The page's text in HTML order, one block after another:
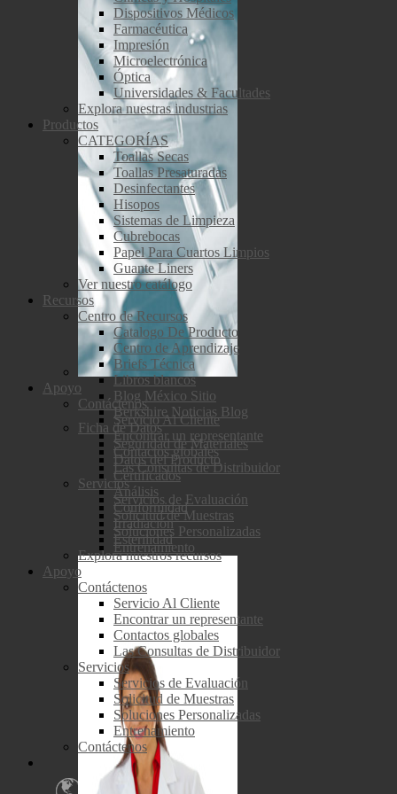
Apoyo
Contáctenos
Servicio Al Cliente
Encontrar un representante
Contactos globales
Las Consultas de Distribuidor
Servicios
Servicios de Evaluación
Solicitud de Muestras
Soluciones Personalizadas
Entrenamiento
Dispositivos Médicos
Farmacéutica
Impresión
Microelectrónica
Óptica
Universidades & Facultades
Explora nuestras industrias
Productos
CATEGORÍAS
Toallas Secas
Toallas Presaturadas
Desinfectantes
Hisopos
Sistemas de Limpieza
Cubrebocas
Papel Para Cuartos Limpios
Guante Liners
Ver nuestro catálogo
Recursos
Centro de Recursos
Catalogo De Producto
Centro de Aprendizaje
Briefs Técnica
Libros blancos
Blog México Sitio
Berkshire Noticias Blog
Ficha de Datos
Seguridad de Materiales
Datos del Producto
Certificados
Análisis
Conformidad
Irradiación
Esterilidad
Explora nuestros recursos
Apoyo
Contáctenos
Servicio Al Cliente
Encontrar un representante
Contactos globales
Las Consultas de Distribuidor
Servicios
Servicios de Evaluación
Solicitud de Muestras
Soluciones Personalizadas
Entrenamiento
Contáctenos